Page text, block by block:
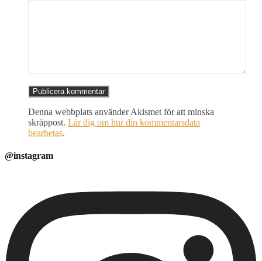
Denna webbplats använder Akismet för att minska
skräppost. Lär dig om hur din kommentarsdata
bearbetas.
@instagram